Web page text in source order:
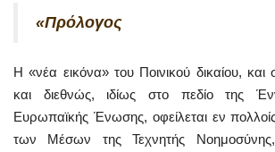
«Πρόλογος
Η «νέα εικόνα» του Ποινικού δικαίου,
και διεθνώς, ιδίως στο πεδίο της
Ευρωπαϊκής Ένωσης, οφείλεται εν
των Μέσων της Τεχνητής